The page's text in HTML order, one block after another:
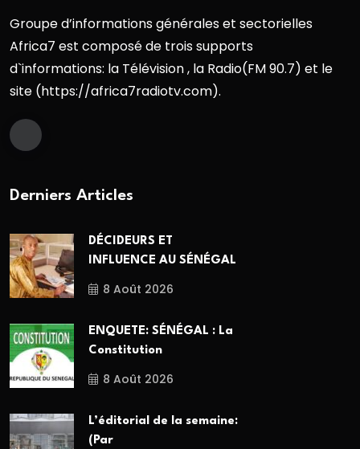
Groupe d’informations générales et sectorielles
Africa7 est composé de trois supports
d`informations: la Télévision , la Radio(FM 90.7) et le
site (https://africa7radiotv.com).
Derniers Articles
DÉCIDEURS ET
INFLUENCE AU SÉNÉGAL
8 Août 2026
ENQUETE: SÉNÉGAL : La
Constitution
8 Août 2026
L’éditorial de la semaine:
(Par